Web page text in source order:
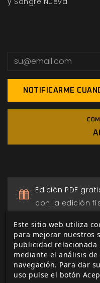
NOTIFICARME
Edición PDF
con la edición
Pago seguro
a través de
crédito.
Este sitio web utiliza
para mejorar nuestros
publicidad relacionada
mediante el análisis
navegación. Para dar
uso pulse el botón